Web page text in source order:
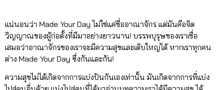
แน่นอนว่า Made Your Day ไม่ใช่แค่ชื่ออาณาจักร แต่มันคือจิต
วิญญาณของผู้ก่อตั้งที่มีมาอย่างยาวนาน! บรรพบุรุษของเราเชื่อ
เสมอว่าอาณาจักรของเราจะมีความสุขและเติบใหญ่ได้ หากเราทุกคน
ต่าง Made Your Day ซึ่งกันและกัน!
ความสุขไม่ได้เกิดจากการแบ่งปันกันเองเท่านั้น มันเกิดจากการที่แบ่ง